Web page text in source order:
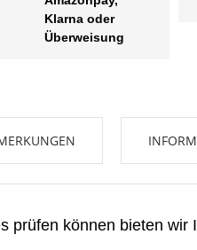
Klarna oder
Überweisung
prüfen können bieten
add_circle_outline Neue
um Artikel Ihrer Wunschliste